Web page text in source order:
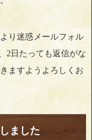
り迷惑メールフォル
2日たっても返信がな
ますようよろしくお
ました